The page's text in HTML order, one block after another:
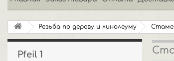
Резьба по дереву и линолеуму
Pfeil 1